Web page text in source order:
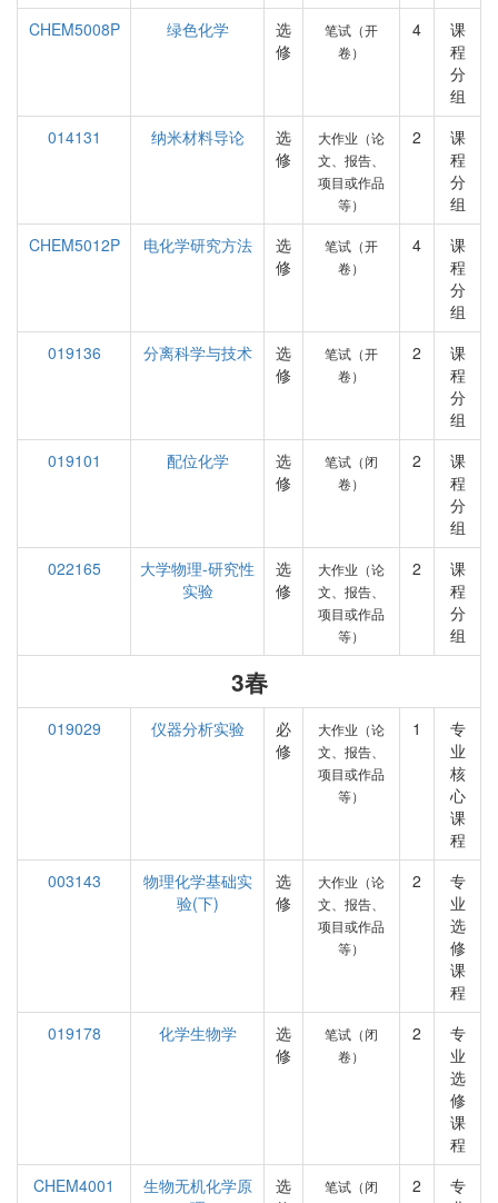
CHEM5008P
绿色化学
选
修
笔试（开
卷）
4
课
程
分
组
014131
纳米材料导论
选
修
大作业（论
文、报告、
项目或作品
等）
2
课
程
分
组
CHEM5012P
电化学研究方法
选
修
笔试（开
卷）
4
课
程
分
组
019136
分离科学与技术
选
修
笔试（开
卷）
2
课
程
分
组
019101
配位化学
选
修
笔试（闭
卷）
2
课
程
分
组
022165
大学物理-研究性
实验
选
修
大作业（论
文、报告、
项目或作品
等）
2
课
程
分
组
3春
019029 仪器分析实验
必
修
大作业（论
文、报告、
项目或作品
等）
1
专
业
核
心
课
程
003143
物理化学基础实
验(下)
选
修
大作业（论
文、报告、
项目或作品
等）
2
专
业
选
修
课
程
019178
化学生物学
选
修
笔试（闭
卷）
2
专
业
选
修
课
程
CHEM4001
生物无机化学原
选
笔试（闭
2
专